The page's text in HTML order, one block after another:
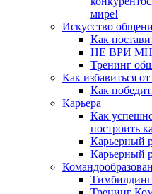
мире!
Искусство
Как
НЕ ВРИ
Тренинг
Как избавиться от
Как
Карьера
Как
построить
Карьерный
Карьерный
Тимбилдинг